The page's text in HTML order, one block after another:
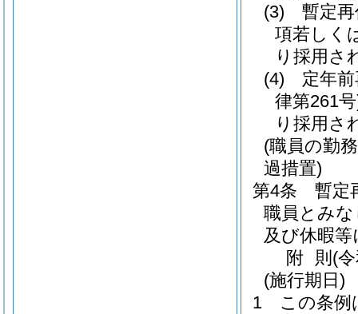
(3)
暫定
項若しく
り採用さ
(4)
定年
律第261
り採用さ
(職員の勤
過措置)
第4条
暫定
職員とみ
及び休暇
附 則 (
(施行期日)
1
この条例